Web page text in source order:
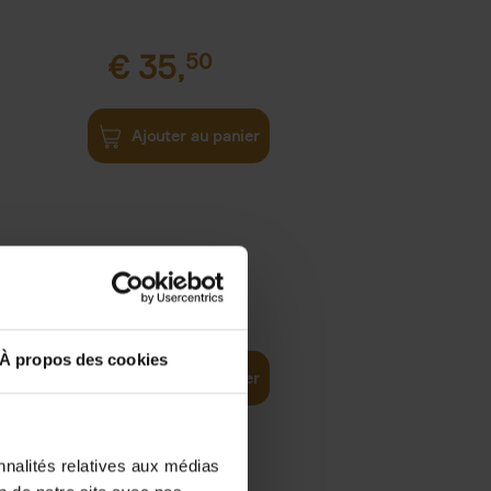
À propos des cookies
relatives aux médias
€ 35,50
Ajouter au panier
37,50
Ajouter au panier